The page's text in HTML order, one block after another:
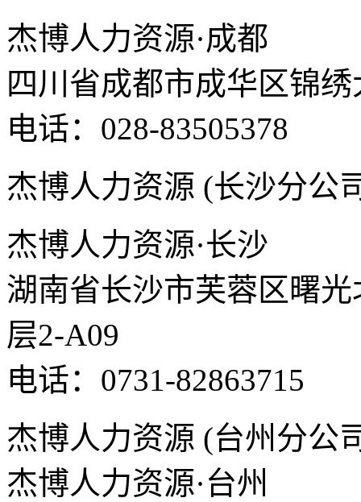
杰博人力资源·成都
四川省成都市成华区锦
电话：028-83505378
杰博人力资源 (长沙分公
杰博人力资源·长沙
湖南省长沙市芙蓉区曙
层2-A09
电话：0731-82863715
杰博人力资源 (台州分公
杰博人力资源·台州